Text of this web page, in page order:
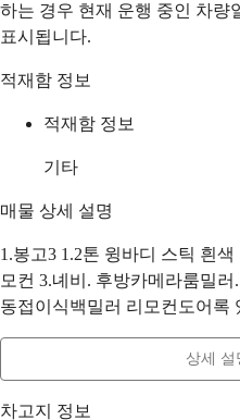
하는 경우 현재 운행 중인 차량
표시됩니다.
적재함 정보
적재함 정보
기타
매물 상세 설명
1.봉고3 1.2톤 윙바디 스틱 흰
모컨 3.녜비. 후방카메라룸밀
동접이식백밀러 리모컨도어록
상세 설
차고지 정보